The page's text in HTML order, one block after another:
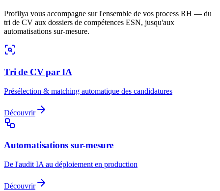
Profilya vous accompagne sur l'ensemble de vos process RH — du
tri de CV aux dossiers de compétences ESN, jusqu'aux
automatisations sur-mesure.
Tri de CV par IA
Présélection & matching automatique des candidatures
Découvrir
Automatisations sur-mesure
De l'audit IA au déploiement en production
Découvrir